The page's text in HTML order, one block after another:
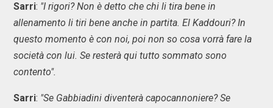
Sarri: "I rigori? Non è detto che chi li tira bene in
allenamento li tiri bene anche in partita. El Kaddouri? In
questo momento è con noi, poi non so cosa vorrà fare la
società con lui. Se resterà qui tutto sommato sono
contento".
Sarri: "Se Gabbiadini diventerà capocannoniere? Se